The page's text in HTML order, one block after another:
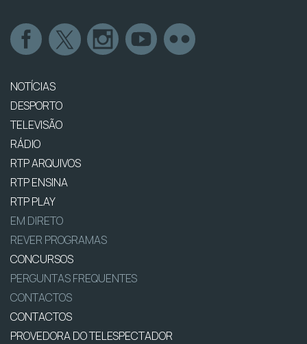
NOTÍCIAS
DESPORTO
TELEVISÃO
RÁDIO
RTP ARQUIVOS
RTP ENSINA
RTP PLAY
EM DIRETO
REVER PROGRAMAS
CONCURSOS
PERGUNTAS FREQUENTES
CONTACTOS
CONTACTOS
PROVEDORA DO TELESPECTADOR